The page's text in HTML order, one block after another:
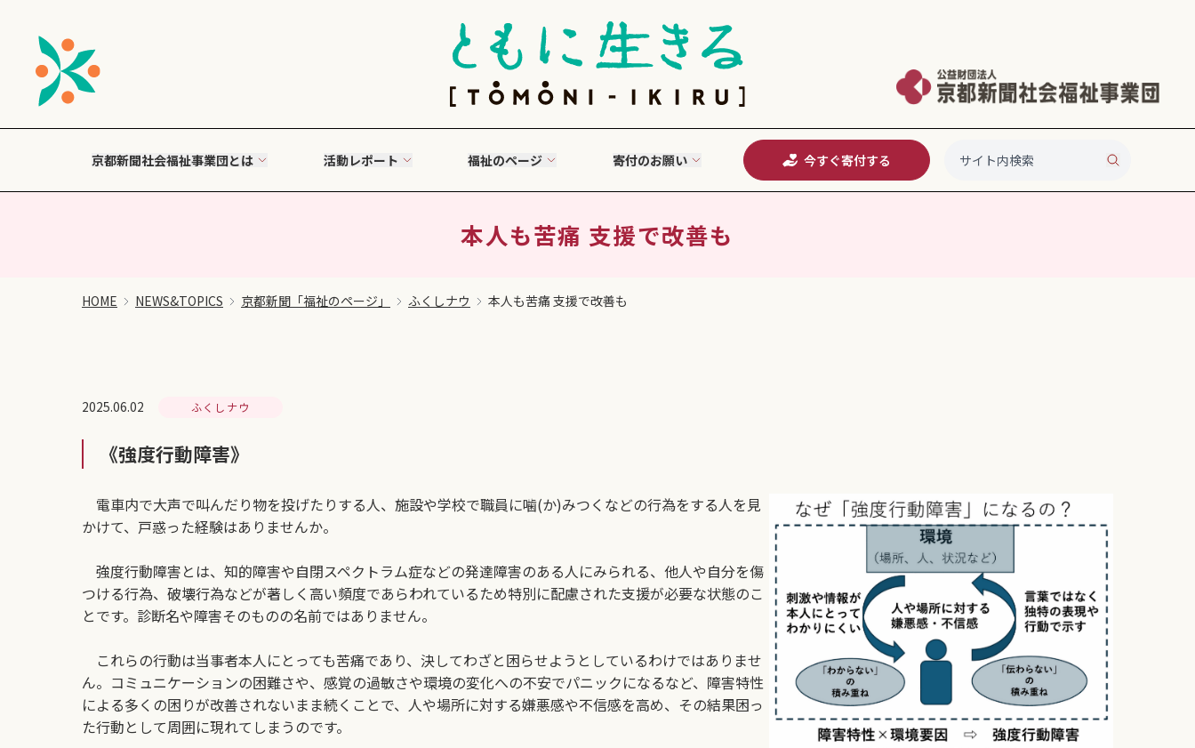
京都新聞社会福祉事業団とは 活動レポート 福祉のページ 寄付のお願い 今すぐ寄付する
本人も苦痛 支援で改善も
HOME NEWS&TOPICS 京都新聞「福祉のページ」 ふくしナウ 本人も苦痛 支援で改善も
2025.06.02 ふくしナウ
《強度行動障害》
電車内で大声で叫んだり物を投げたりする人、施設や学校で職員に噛(か)みつくなどの行為をする人を見
かけて、戸惑った経験はありませんか。
強度行動障害とは、知的障害や自閉スペクトラム症などの発達障害のある人にみられる、他人や自分を傷
つける行為、破壊行為などが著しく高い頻度であらわれているため特別に配慮された支援が必要な状態のこ
とです。診断名や障害そのものの名前ではありません。
これらの行動は当事者本人にとっても苦痛であり、決してわざと困らせようとしているわけではありませ
ん。コミュニケーションの困難さや、感覚の過敏さや環境の変化への不安でパニックになるなど、障害特性
による多くの困りが改善されないまま続くことで、人や場所に対する嫌悪感や不信感を高め、その結果困っ
た行動として周囲に現れてしまうのです。